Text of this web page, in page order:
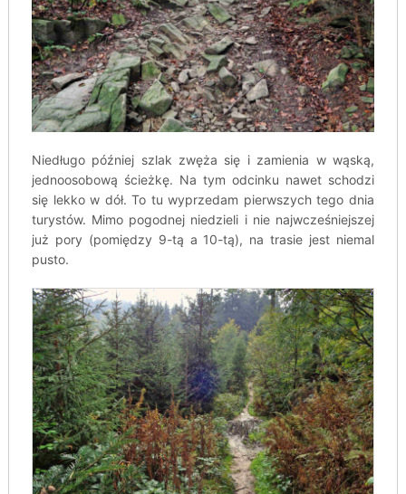
Niedługo później szlak zwęża się i zamienia w wąską,
jednoosobową ścieżkę. Na tym odcinku nawet schodzi
się lekko w dół. To tu wyprzedam pierwszych tego dnia
turystów. Mimo pogodnej niedzieli i nie najwcześniejszej
już pory (pomiędzy 9-tą a 10-tą), na trasie jest niemal
pusto.